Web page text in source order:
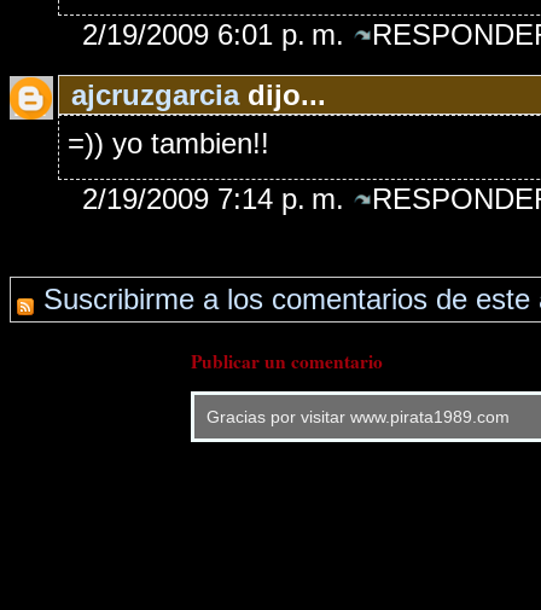
2/19/2009 6:01 p. m.
ajcruzgarciadijo...
=)) yo tambien!!
2/19/2009 7:14 p. m.
Suscribirme a los comentarios de este
Publicar un comentario
Gracias por visitar www.pirata1989.com